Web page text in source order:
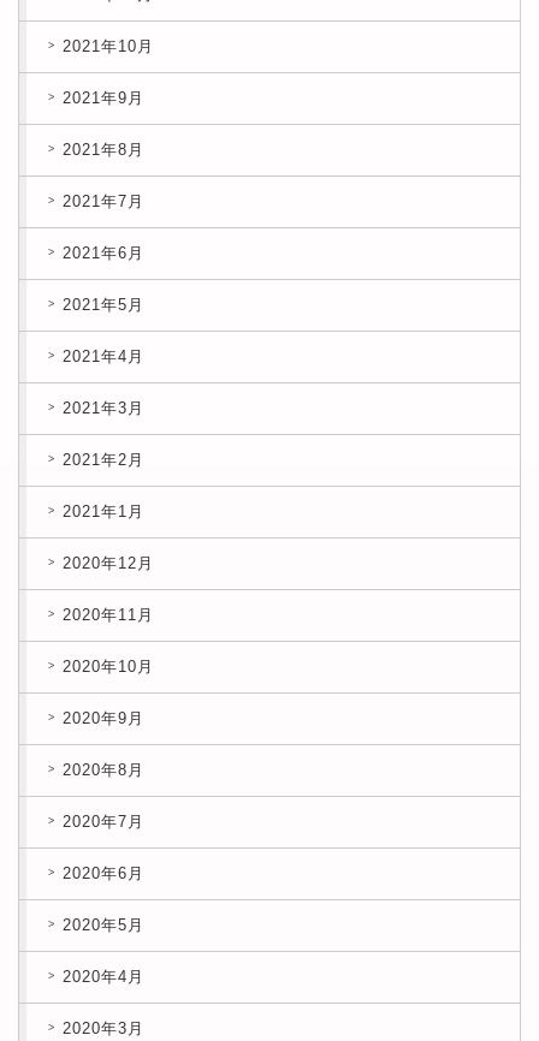
2021年10月
2021年9月
2021年8月
2021年7月
2021年6月
2021年5月
2021年4月
2021年3月
2021年2月
2021年1月
2020年12月
2020年11月
2020年10月
2020年9月
2020年8月
2020年7月
2020年6月
2020年5月
2020年4月
2020年3月